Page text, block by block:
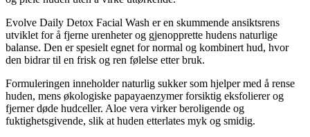
Evolve Daily Detox Facial Wash er en skummende ansiktsrens
utviklet for å fjerne urenheter og gjenopprette hudens naturlige
balanse. Den er spesielt egnet for normal og kombinert hud, hvor
den bidrar til en frisk og ren følelse etter bruk.
Formuleringen inneholder naturlig sukker som hjelper med å rense
huden, mens økologiske papayaenzymer forsiktig eksfolierer og
fjerner døde hudceller. Aloe vera virker beroligende og
fuktighetsgivende, slik at huden etterlates myk og smidig.